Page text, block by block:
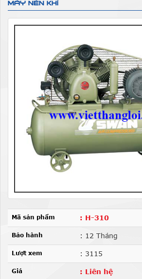
MÁY NÉN KHÍ
Mã sản phẩm : H-310
Bảo hành : 12 Tháng
Lượt xem : 3115
Giá : Liên hệ